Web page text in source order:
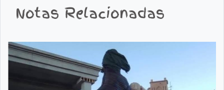
Notas Relacionadas